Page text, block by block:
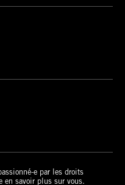
e par les droits
en savoir plus sur vous.